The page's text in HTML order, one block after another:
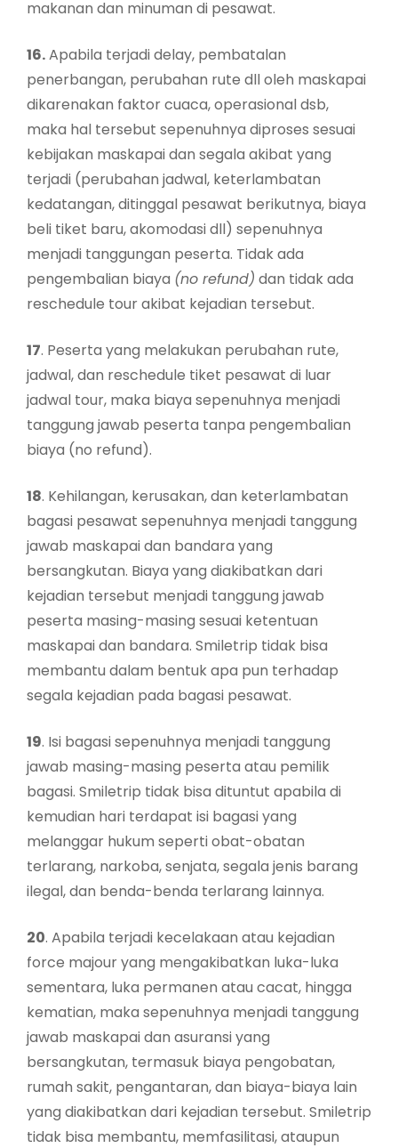
makanan dan minuman di pesawat.
16.Apabila terjadi delay, pembatalan
penerbangan, perubahan rute dll oleh maskapai
dikarenakan faktor cuaca, operasional dsb,
maka hal tersebut sepenuhnya diproses sesuai
kebijakan maskapai dan segala akibat yang
terjadi (perubahan jadwal, keterlambatan
kedatangan, ditinggal pesawat berikutnya, biaya
beli tiket baru, akomodasi dll) sepenuhnya
menjadi tanggungan peserta. Tidak ada
pengembalian biaya (no refund) dan tidak ada
reschedule tour akibat kejadian tersebut.
17. Peserta yang melakukan perubahan rute,
jadwal, dan reschedule tiket pesawat di luar
jadwal tour, maka biaya sepenuhnya menjadi
tanggung jawab peserta tanpa pengembalian
biaya (no refund).
18. Kehilangan, kerusakan, dan keterlambatan
bagasi pesawat sepenuhnya menjadi tanggung
jawab maskapai dan bandara yang
bersangkutan. Biaya yang diakibatkan dari
kejadian tersebut menjadi tanggung jawab
peserta masing-masing sesuai ketentuan
maskapai dan bandara. Smiletrip tidak bisa
membantu dalam bentuk apa pun terhadap
segala kejadian pada bagasi pesawat.
19. Isi bagasi sepenuhnya menjadi tanggung
jawab masing-masing peserta atau pemilik
bagasi. Smiletrip tidak bisa dituntut apabila di
kemudian hari terdapat isi bagasi yang
melanggar hukum seperti obat-obatan
terlarang, narkoba, senjata, segala jenis barang
ilegal, dan benda-benda terlarang lainnya.
20. Apabila terjadi kecelakaan atau kejadian
force majour yang mengakibatkan luka-luka
sementara, luka permanen atau cacat, hingga
kematian, maka sepenuhnya menjadi tanggung
jawab maskapai dan asuransi yang
bersangkutan, termasuk biaya pengobatan,
rumah sakit, pengantaran, dan biaya-biaya lain
yang diakibatkan dari kejadian tersebut. Smiletrip
tidak bisa membantu, memfasilitasi, ataupun